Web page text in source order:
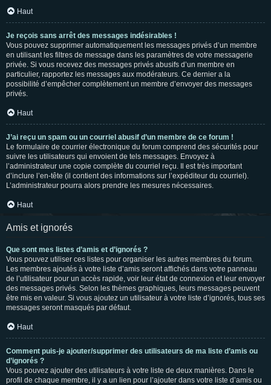
Haut
Je reçois sans arrêt des messages indésirables !
Vous pouvez supprimer automatiquement les messages privés d’un membre
en utilisant les filtres de message dans les paramètres de votre messagerie
privée. Si vous recevez des messages privés abusifs d’un membre en
particulier, rapportez les messages aux modérateurs. Ce dernier a la
possibilité d’empêcher complètement un membre d’envoyer des messages
privés.
Haut
J’ai reçu un spam ou un courriel abusif d’un membre de ce forum !
Le formulaire de courrier électronique du forum comprend des sécurités pour
suivre les utilisateurs qui envoient de tels messages. Envoyez à
l’administrateur une copie complète du courriel reçu. Il est très important
d’inclure l’en-tête (il contient des informations sur l’expéditeur du courriel).
L’administrateur pourra alors prendre les mesures nécessaires.
Haut
Amis et ignorés
Que sont mes listes d’amis et d’ignorés ?
Vous pouvez utiliser ces listes pour organiser les autres membres du forum.
Les membres ajoutés à votre liste d’amis seront affichés dans votre panneau
de l’utilisateur pour un accès rapide, voir leur état de connexion et leur envoyer
des messages privés. Selon les thèmes graphiques, leurs messages peuvent
être mis en valeur. Si vous ajoutez un utilisateur à votre liste d’ignorés, tous ses
messages seront masqués par défaut.
Haut
Comment puis-je ajouter/supprimer des utilisateurs de ma liste d’amis ou
d’ignorés ?
Vous pouvez ajouter des utilisateurs à votre liste de deux manières. Dans le
profil de chaque membre, il y a un lien pour l’ajouter dans votre liste d’amis ou